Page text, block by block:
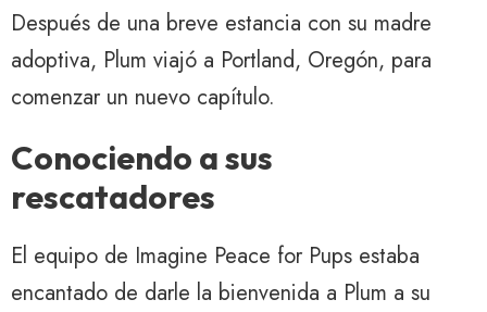
Después de una breve estancia con su madre
adoptiva, Plum viajó a Portland, Oregón, para
comenzar un nuevo capítulo.
Conociendo a sus
rescatadores
El equipo de Imagine Peace for Pups estaba
encantado de darle la bienvenida a Plum a su